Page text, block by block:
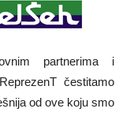
partnerima i
čestitamo
od ove koju smo